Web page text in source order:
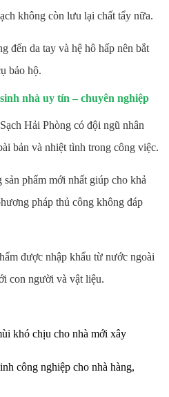
không còn lưu lại chất tẩy nữa.
đến da tay và hệ hô hấp nên bắt
bảo hộ.
nhà uy tín – chuyên nghiệp
Hải Phòng có đội ngũ nhân
bản và nhiệt tình trong công việc.
phẩm mới nhất giúp cho khả
pháp thủ công không đáp
được nhập khẩu từ nước ngoài
con người và vật liệu.
khó chịu cho nhà mới xây
công nghiệp cho nhà hàng,